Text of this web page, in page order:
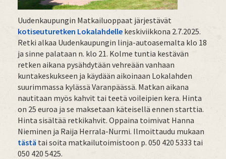
Uudenkaupungin Matkailuoppaat järjestävät
kotiseuturetken Lokalahdelle keskiviikkona 2.7.2025.
Retki alkaa Uudenkaupungin linja-autoasemalta klo 18
ja sinne palataan n. klo 21. Kolme tuntia kestävän
retken aikana pysähdytään vehreään vanhaan
kuntakeskukseen ja käydään aikoinaan Lokalahden
suurimmassa kylässä Varanpäässä. Matkan aikana
nautitaan myös kahvit tai teetä voileipien kera. Hinta
on 25 euroa ja se maksetaan käteisellä ennen starttia.
Hinta sisältää retkikahvit. Oppaina toimivat Hanna
Nieminen ja Raija Herrala-Nurmi. Ilmoittaudu mukaan
tästä tai soita matkailutoimistoon p. 050 420 5333 tai
050 420 5425.